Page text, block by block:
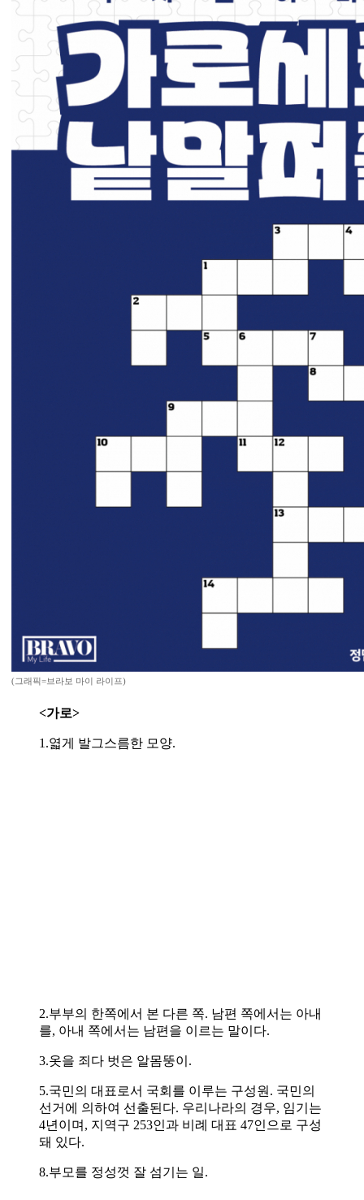
(그래픽=브라보 마이 라이프)
<가로>
1.엷게 발그스름한 모양.
2.부부의 한쪽에서 본 다른 쪽. 남편 쪽에서는 아내
를, 아내 쪽에서는 남편을 이르는 말이다.
3.옷을 죄다 벗은 알몸뚱이.
5.국민의 대표로서 국회를 이루는 구성원. 국민의
선거에 의하여 선출된다. 우리나라의 경우, 임기는
4년이며, 지역구 253인과 비례 대표 47인으로 구성
돼 있다.
8.부모를 정성껏 잘 섬기는 일.